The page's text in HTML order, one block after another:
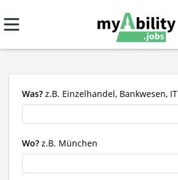
Was? z.B. Einzelhandel, Bankwesen, IT
Wo? z.B. München